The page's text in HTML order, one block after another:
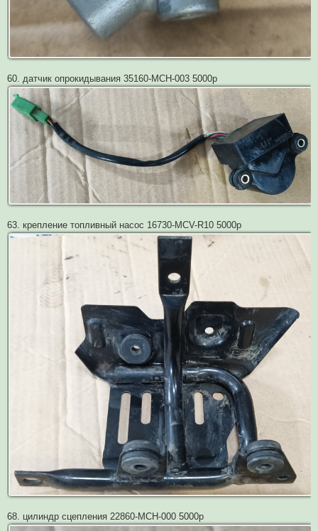
60. датчик опрокидывания 35160-MCH-003 5000р
63. крепление топливный насос 16730-MCV-R10 5000р
68. цилиндр сцепления 22860-MCH-000 5000р